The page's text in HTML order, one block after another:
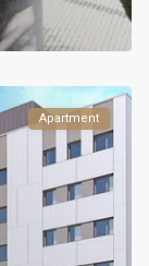
Apartment